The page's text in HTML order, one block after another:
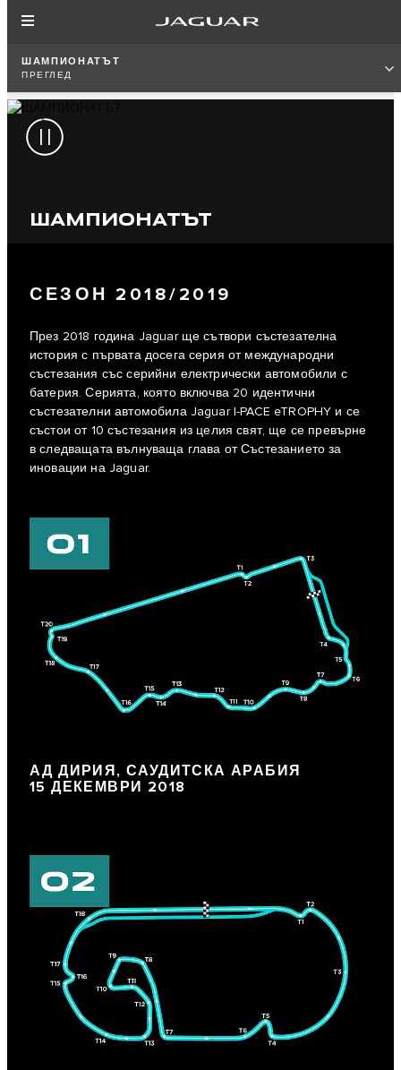
ШАМПИОНАТЪТ
ПРЕГЛЕД
ШАМПИОНАТЪТ
СЕЗОН 2018/2019
През 2018 година Jaguar ще сътвори състезателна
история с първата досега серия от международни
състезания със серийни електрически автомобили с
батерия. Серията, която включва 20 идентични
състезателни автомобила Jaguar I‑PACE eTROPHY и се
състои от 10 състезания из целия свят, ще се превърне
в следващата вълнуваща глава от Състезанието за
иновации на Jaguar.
АД ДИРИЯ, САУДИТСКА АРАБИЯ
15 ДЕКЕМВРИ 2018